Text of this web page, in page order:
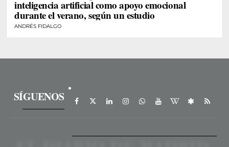
inteligencia artificial como apoyo emocional
durante el verano, según un estudio
ANDRÉS FIDALGO
SÍGUENOS